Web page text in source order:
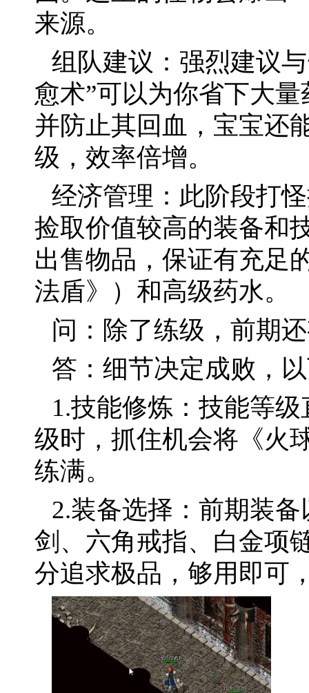
来源。
组队建议：强烈建议
愈术”可以为你省下大
并防止其回血，宝宝还
级，效率倍增。
经济管理：此阶段打
捡取价值较高的装备和
出售物品，保证有充足
法盾》）和高级药水。
问：除了练级，前期
答：细节决定成败，
1.技能修炼：技能等
级时，抓住机会将《火
练满。
2.装备选择：前期装
剑、六角戒指、白金项
分追求极品，够用即可